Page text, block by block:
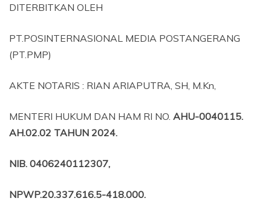
DITERBITKAN OLEH
PT.POSINTERNASIONAL MEDIA POSTANGERANG
(PT.PMP)
AKTE NOTARIS : RIAN ARIAPUTRA, SH, M.Kn,
MENTERI HUKUM DAN HAM RI NO. AHU-0040115.
AH.02.02 TAHUN 2024.
NIB. 0406240112307,
NPWP.20.337.616.5-418.000.